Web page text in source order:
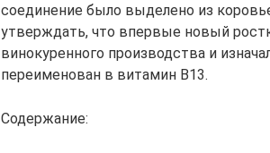
соединение было выделено из
утверждать, что впервые новый
винокуренного производства и
переименован в витамин В13.
Содержание: